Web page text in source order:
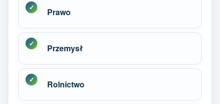
Prawo
Przemysł
Rolnictwo